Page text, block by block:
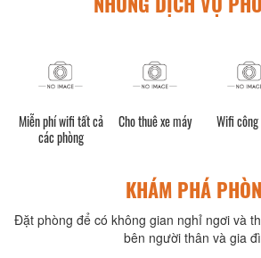
Miễn phí wifi tất cả
các phòng
Cho thuê xe máy Wifi
KHÁM PHÁ
Đặt phòng để có không gian nghỉ ngơi và
bên người thân và gia